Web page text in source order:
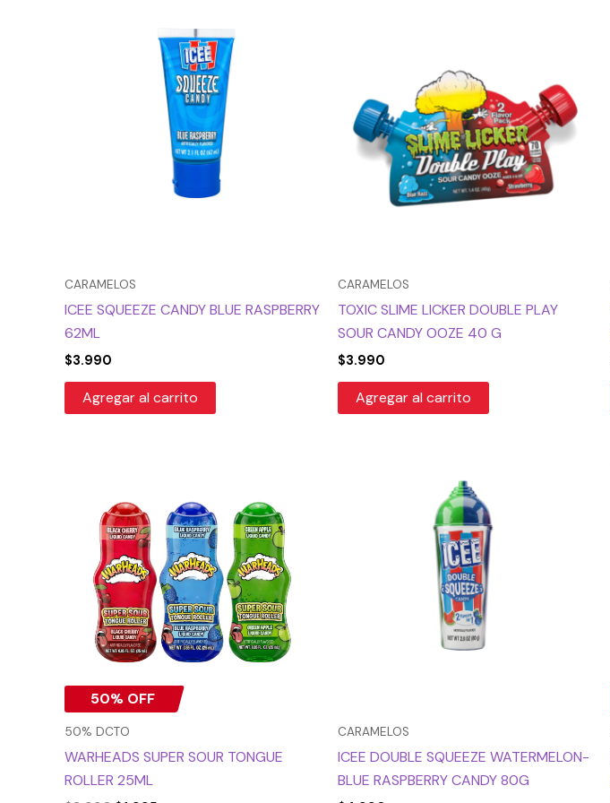
CARAMELOS
ICEE SQUEEZE CANDY BLUE RASPBERRY
62ML
$3.990
Agregar al carrito
CARAMELOS
TOXIC SLIME LICKER DOUBLE PLAY
SOUR CANDY OOZE 40 G
$3.990
Agregar al carrito
50% OFF
50% DCTO
WARHEADS SUPER SOUR TONGUE
ROLLER 25ML
era:
$3.990.
es:
$1.995.
CARAMELOS
ICEE DOUBLE SQUEEZE WATERMELON-
BLUE RASPBERRY CANDY 80G